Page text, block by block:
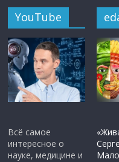
YouTube
Всё самое
интересное о
науке, медицине и